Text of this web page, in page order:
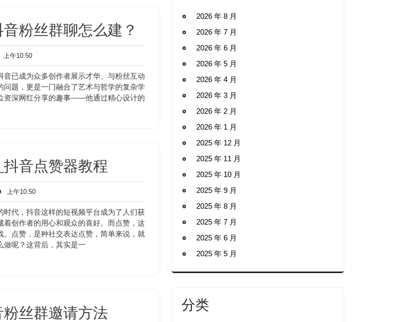
粉丝群聊怎么建？
上午10:50上
午
10:50
已成为众多创作者展示才华、与粉丝互动
题，更是一门融合了艺术与哲学的复杂学
资深网红分享的趣事——他通过精心设计的
音点赞器教程
上午10:50上
午
10:50
代，抖音这样的短视频平台成为了人们获
创作者的用心和观众的喜好。而点赞，这
点赞，是种社交表达点赞，简单来说，就
做呢？这背后，其实是一
丝群邀请方法
2026 年 8 月
2026 年 7 月
2026 年 6 月
2026 年 5 月
2026 年 4 月
2026 年 3 月
2026 年 2 月
2026 年 1 月
2025 年 12 月
2025 年 11 月
2025 年 10 月
2025 年 9 月
2025 年 8 月
2025 年 7 月
2025 年 6 月
2025 年 5 月
分类